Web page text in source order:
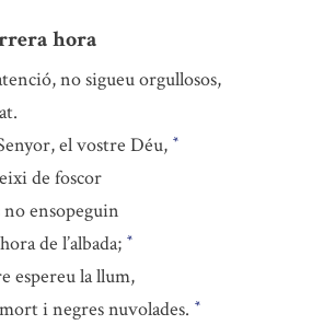
hora
no sigueu orgullosos,
el vostre Déu, *
de foscor
no ensopeguin
de l’albada; *
espereu la llum,
i negres nuvolades. *